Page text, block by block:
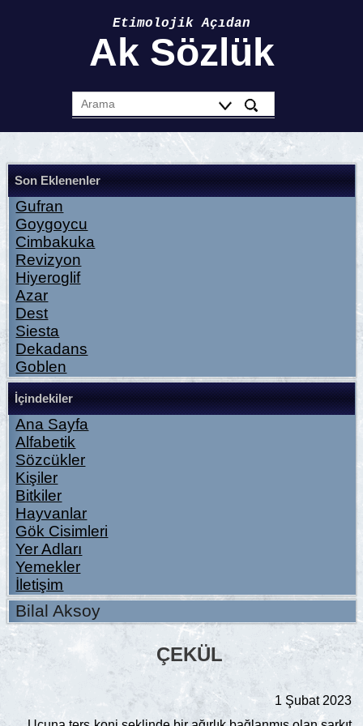
Ak Sözlük
Etimolojik Açıdan
Son Eklenenler
Gufran
Goygoycu
Cimbakuka
Revizyon
Hiyeroglif
Azar
Dest
Siesta
Dekadans
Goblen
İçindekiler
Ana Sayfa
Alfabetik
Sözcükler
Kişiler
Bitkiler
Hayvanlar
Gök Cisimleri
Yer Adları
Yemekler
İletişim
Bilal Aksoy
ÇEKÜL
1 Şubat 2023